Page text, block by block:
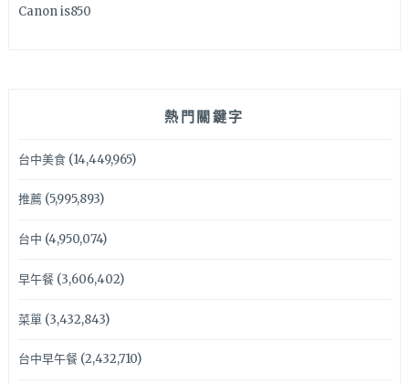
Canon is850
熱門關鍵字
台中美食(14,449,965)
推薦(5,995,893)
台中 (4,950,074)
早午餐(3,606,402)
菜單(3,432,843)
台中早午餐(2,432,710)